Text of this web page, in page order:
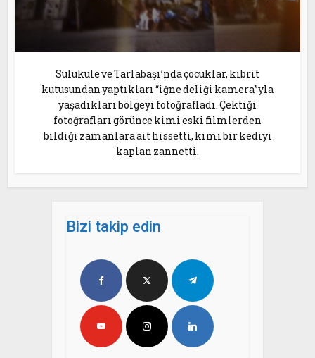
Sulukule ve Tarlabaşı’nda çocuklar, kibrit
kutusundan yaptıkları “iğne deliği kamera”yla
yaşadıkları bölgeyi fotoğrafladı. Çektiği
fotoğrafları görünce kimi eski filmlerden
bildiği zamanlara ait hissetti, kimi bir kediyi
kaplan zannetti.
Bizi takip edin